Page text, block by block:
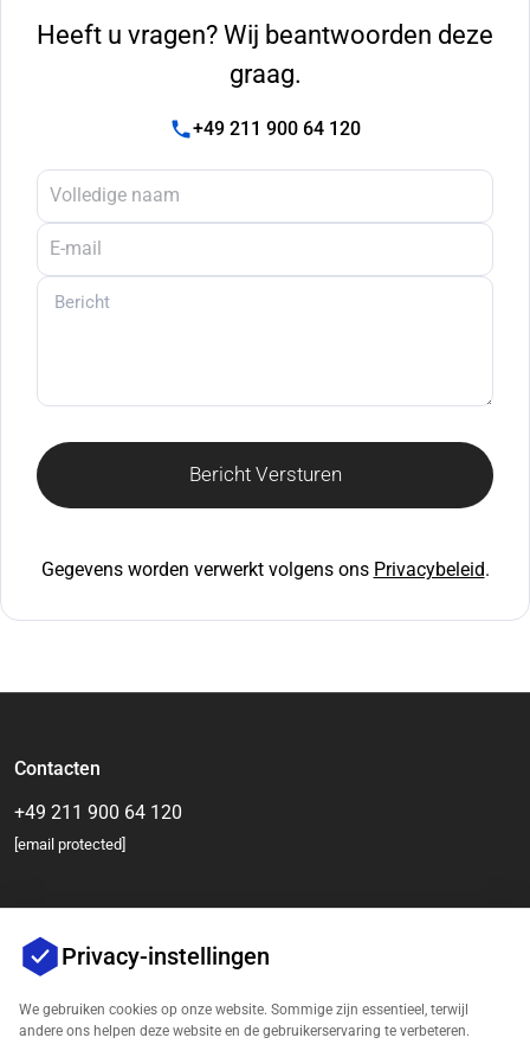
Heeft u vragen? Wij beantwoorden deze
graag.
+49 211 900 64 120
Bericht Versturen
Gegevens worden verwerkt volgens ons Privacybeleid.
Contacten
+49 211 900 64 120
[email protected]
Privacy-instellingen
We gebruiken cookies op onze website. Sommige zijn essentieel, terwijl
andere ons helpen deze website en de gebruikerservaring te verbeteren.